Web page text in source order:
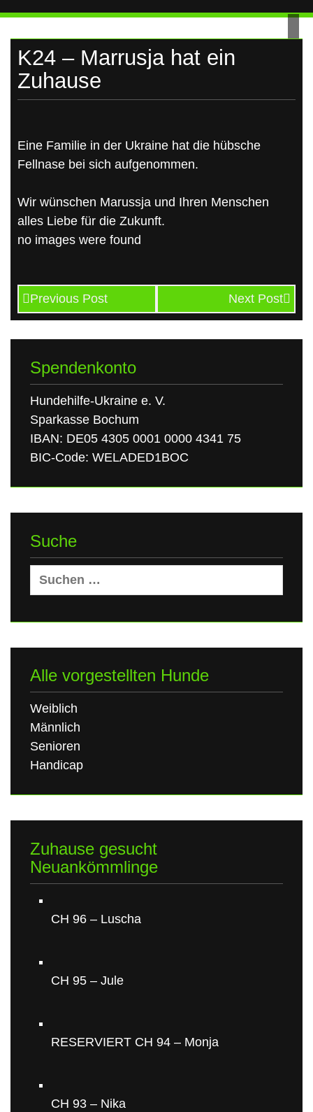
K24 – Marrusja hat ein
Zuhause
Eine Familie in der Ukraine hat die hübsche
Fellnase bei sich aufgenommen.
Wir wünschen Marussja und Ihren Menschen
alles Liebe für die Zukunft.
no images were found
Previous Post Next Post
Spendenkonto
Hundehilfe-Ukraine e. V.
Sparkasse Bochum
IBAN: DE05 4305 0001 0000 4341 75
BIC-Code: WELADED1BOC
Suche
Suchen
nach:
Alle vorgestellten Hunde
Weiblich
Männlich
Senioren
Handicap
Zuhause gesucht
Neuankömmlinge
CH 96 – Luscha
CH 95 – Jule
RESERVIERT CH 94 – Monja
CH 93 – Nika